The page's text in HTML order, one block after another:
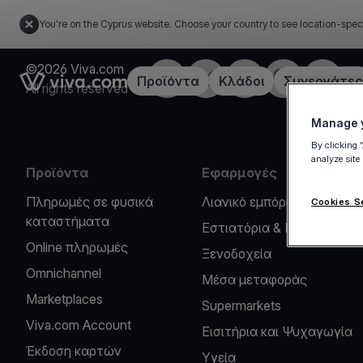
You're on the Cyprus website. Choose your country to see location-
Link to the homepageΠροϊόντα Κλάδοι Συνεργάτες
©2026 Viva.com
All rights reserved
Facebook
X LinkedInInstagramYouTube
Προϊόντα
Πληρωμές σε φυσικά
καταστήματα
Online πληρωμές
Omnichannel
Marketplaces
Viva.com Account
Έκδοση καρτών
Εφαρμογές
Λιανικό εμπόριο
Εστιατόρια & Καφέ
Ξενοδοχεία
Μέσα μεταφοράς
Supermarkets
Εισιτήρια και Ψυχαγωγία
Υγεία
Manage
By clicking
analyze
Cookies